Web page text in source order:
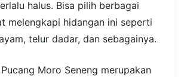
halus. Bisa pilih berbagai
melengkapi hidangan ini seperti
telur dadar, dan sebagainya.
Moro Seneng merupakan